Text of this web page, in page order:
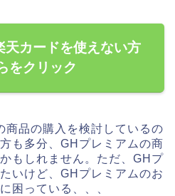
天カードを使えない方
をクリック
商品の購入を検討しているの
も多分、GHプレミアムの商
もしれません。ただ、GHプ
いけど、GHプレミアムのお
困っている、、、